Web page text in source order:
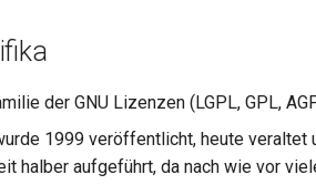
der GNU Lizenzen (LGPL, GPL,
1999 veröffentlicht, heute veraltet
halber aufgeführt, da nach wie vor